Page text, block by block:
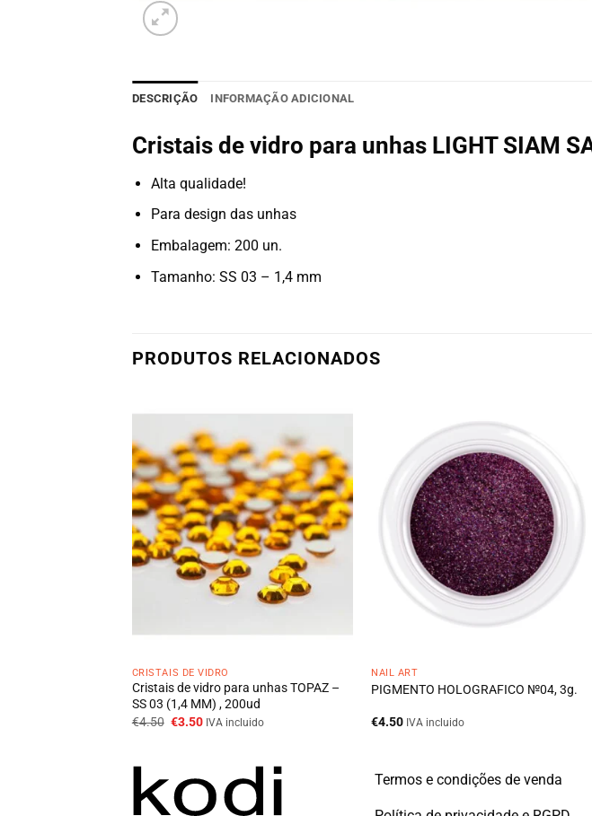
DESCRIÇÃO INFORMAÇÃO ADICIONAL
Cristais de vidro para unhas LIGHT SIAM
Alta qualidade!
Para design das unhas
Embalagem: 200 un.
Tamanho: SS 03 – 1,4 mm
PRODUTOS RELACIONADOS
CRISTAIS DE VIDRO
Cristais de vidro para unhas TOPAZ –
SS 03 (1,4 MM) , 200ud
€4.50 O
€3.50OIVA incluido
NAIL ART
PIGMENTO HOLOGRAFICO №04, 3g.
€4.50 IVA incluido
Termos e condições de venda